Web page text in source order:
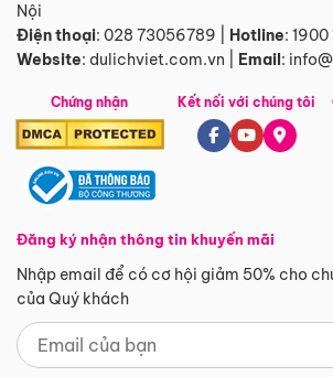
Nội
Điện thoại: 028 73056789 Hotline: 1900
Website: dulichviet.com.vn Email:
Chứng nhận
Đăng ký nhận thông tin khuyến mãi
Nhập email để có cơ hội giảm 50% cho
của Quý khách
Kết nối với chúng tôi